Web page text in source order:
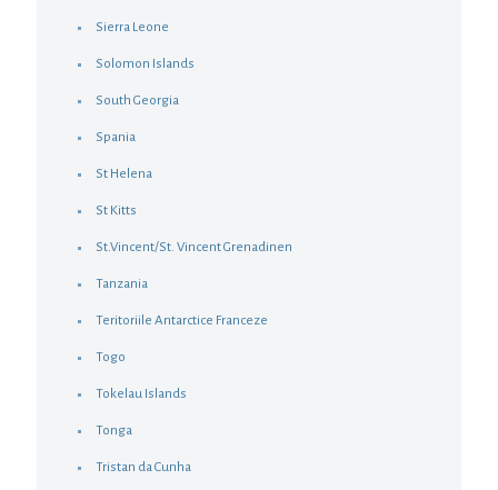
Sierra Leone
Solomon Islands
South Georgia
Spania
St Helena
St Kitts
St.Vincent/St. Vincent Grenadinen
Tanzania
Teritoriile Antarctice Franceze
Togo
Tokelau Islands
Tonga
Tristan da Cunha